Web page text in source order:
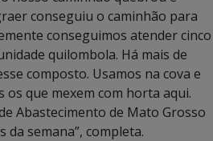
conseguiu o caminhão para
conseguimos atender cinco
quilombola. Há mais de
composto. Usamos na cova e
os que mexem com horta aqui.
Abastecimento de Mato Grosso
da semana”, completa.